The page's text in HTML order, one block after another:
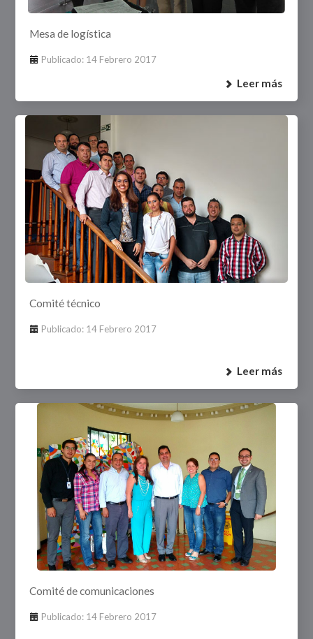
Mesa de logística
Publicado: 14 Febrero 2017
Leer más
Comité técnico
Publicado: 14 Febrero 2017
Leer más
Comité de comunicaciones
Publicado: 14 Febrero 2017